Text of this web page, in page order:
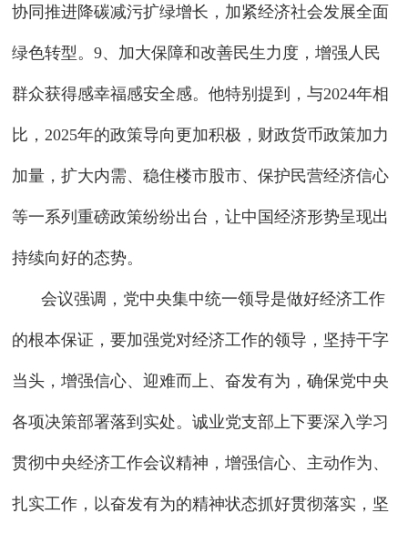
协同推进降碳减污扩绿增长，加紧经济社会发展全面
绿色转型。9、加大保障和改善民生力度，增强人民
群众获得感幸福感安全感。他特别提到，与2024年相
比，2025年的政策导向更加积极，财政货币政策加力
加量，扩大内需、稳住楼市股市、保护民营经济信心
等一系列重磅政策纷纷出台，让中国经济形势呈现出
持续向好的态势。
会议强调，党中央集中统一领导是做好经济工作
的根本保证，要加强党对经济工作的领导，坚持干字
当头，增强信心、迎难而上、奋发有为，确保党中央
各项决策部署落到实处。诚业党支部上下要深入学习
贯彻中央经济工作会议精神，增强信心、主动作为、
扎实工作，以奋发有为的精神状态抓好贯彻落实，坚